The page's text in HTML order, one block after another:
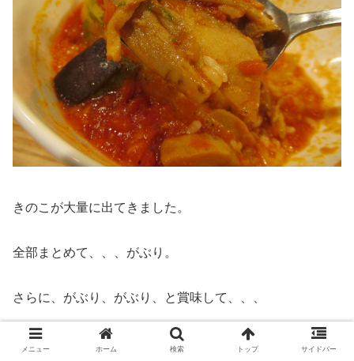
きのこが大量に出てきました。
全部まとめて、、、がぶり。
さらに、がぶり、がぶり、と賞味して、、、
メニュー ホーム 検索 トップ サイドバー